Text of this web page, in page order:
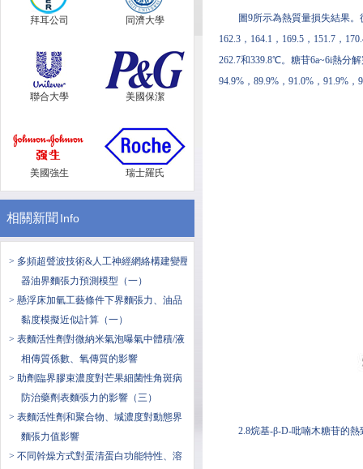
拜耳公司 同濟大學
聯合大學 美國保潔
美國強生 瑞士羅氏
相關新聞 Info
> 多頻超聲波技術&人工神經網絡構建變壓
器油界麵張力預測模型（一）
> 懸浮床加氫工藝條件下界麵張力、油品
黏度模擬近似計算（一）
> 表麵活性劑對微納米氣泡曝氣中體積/液
相傳質係數、氧傳質的影響
> 助劑臨界膠束濃度對芒果細菌性角斑病
防治藥劑表麵張力的影響（三）
> 表麵活性劑和聚合物、堿濃度對動態界
麵張力值影響
> 不同幹燥方式對蛋清蛋白功能特性、溶
圖9所示為熱質量損失結果
162.3，164.1，169.5，151.7，
262.7和339.8℃。糖苷6a~6i熱分
94.9%，89.9%，91.0%，91.9%
2.8烷基-β-D-吡喃木糖苷的熱